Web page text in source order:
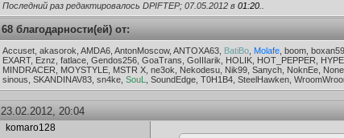
Последний раз редактировалось DPIFTEP; 07.05.2012 в 01:20
68 благодарности(ей) от:
Accuset, akasorok, AMDA6, AntonMoscow, ANTOXA63, BatiBo Molafe , boom, boxan59,
EXART, Eznz, fatlace, Gendos256, GoaTrans, GoIIIarik, HOLIK, HOT_PEPPER,
MINDRACER, MOYSTYLE, MSTR X, ne3ok, Nekodesu, Nik99, Sanych, NoknEe,
sinous, SKANDINAV83, sn4ke, SouL , SoundEdge, T0H1B4, SteelHawken,
23.02.2012, 20:04
komaro128